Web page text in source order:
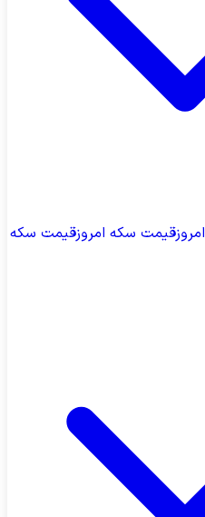
قیمت سکه امروزقیمت سکه